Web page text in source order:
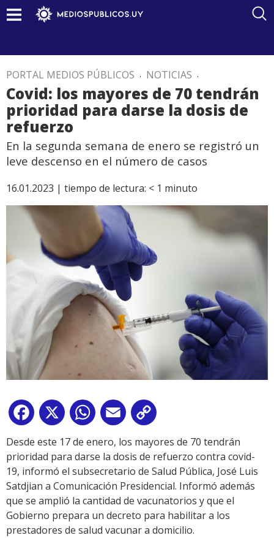
PORTAL MEDIOS PÚBLICOS . NOTICIAS .
Covid: los mayores de 70 tendrán
prioridad para darse la dosis de
refuerzo
En la segunda semana de enero se registró un
leve descenso en el número de casos
16.01.2023 | tiempo de lectura: < 1 minuto
Facebook
X WhatsApp
Email
Link
Desde este 17 de enero, los mayores de 70 tendrán
prioridad para darse la dosis de refuerzo contra covid-
19, informó el subsecretario de Salud Pública, José Luis
Satdjian a Comunicación Presidencial. Informó además
que se amplió la cantidad de vacunatorios y que el
Gobierno prepara un decreto para habilitar a los
prestadores de salud vacunar a domicilio.